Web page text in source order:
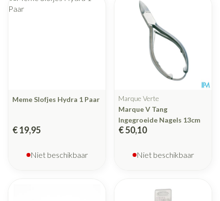
Meme Slofjes Hydra 1 Paar
€ 19,95
Niet beschikbaar
Marque Verte
Marque V Tang
Ingegroeide Nagels 13cm
€ 50,10
Niet beschikbaar